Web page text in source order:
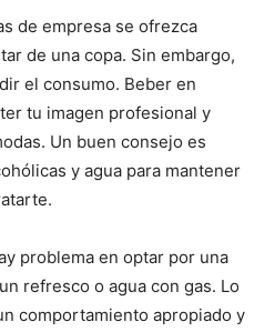
de empresa se ofrezca
de una copa. Sin embargo,
el consumo. Beber en
tu imagen profesional y
Un buen consejo es
y agua para mantener
problema en optar por una
refresco o agua con gas. Lo
comportamiento apropiado y